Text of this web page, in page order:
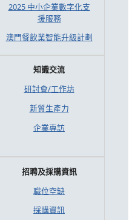
2025 中小企業數字化支
援服務
澳門餐飲業智能升級計劃
知識交流
研討會/工作坊
新質生產力
企業專訪
招聘及採購資訊
職位空缺
採購資訊